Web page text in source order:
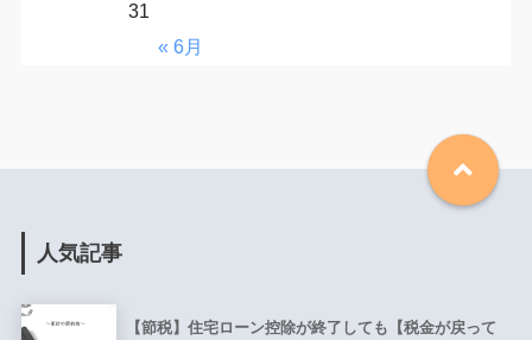
« 6月
31
人気記事
【節税】住宅ローン控除が終了しても【税金が戻って